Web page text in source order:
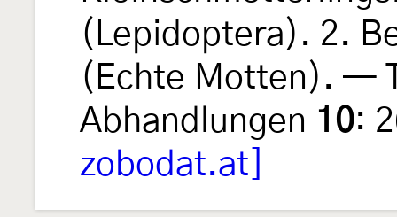
(Lepidoptera). 2.
(Echte Motten). —
Abhandlungen 10:
zobodat.at]